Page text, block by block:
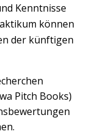
Kenntnisse
können
der künftigen
Pitch Books)